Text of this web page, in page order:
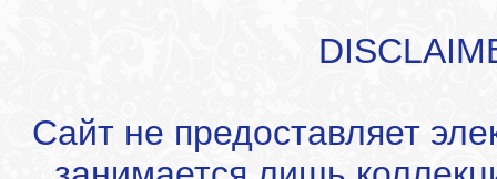
Сайт не предоставляет